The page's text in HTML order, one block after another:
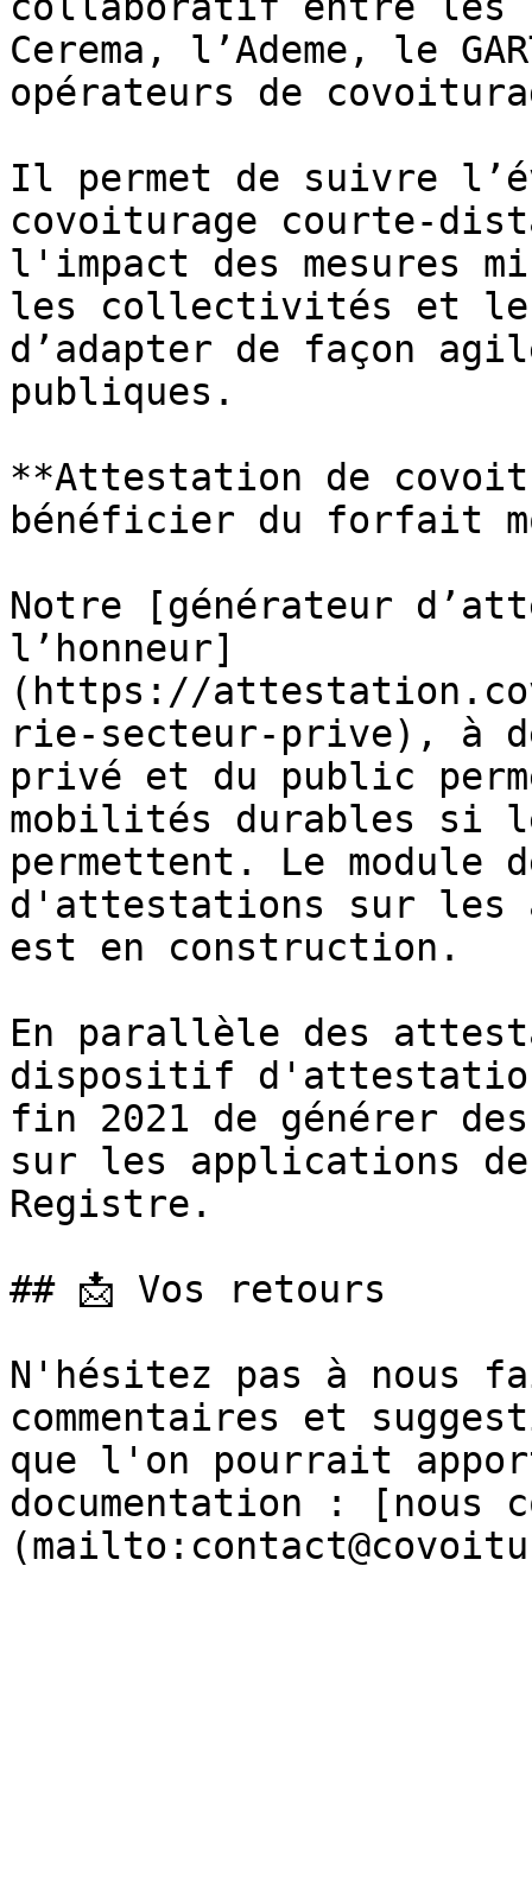
Cerema, l’Ademe, le
opérateurs de
Il permet de suivre
covoiturage courte-
l'impact des mesures
les collectivités et
d’adapter de façon
publiques.
**Attestation de
bénéficier du forfait
Notre [générateur
l’honneur]
(https://
rie-secteur-prive), à
privé et du public
mobilités durables si
permettent. Le module
d'attestations sur les
est en construction.
En parallèle des
dispositif
fin 2021 de générer
sur les applications
Registre.
## 📩 Vos retours
N'hésitez pas à nous
commentaires et
que l'on pourrait
documentation : [nous